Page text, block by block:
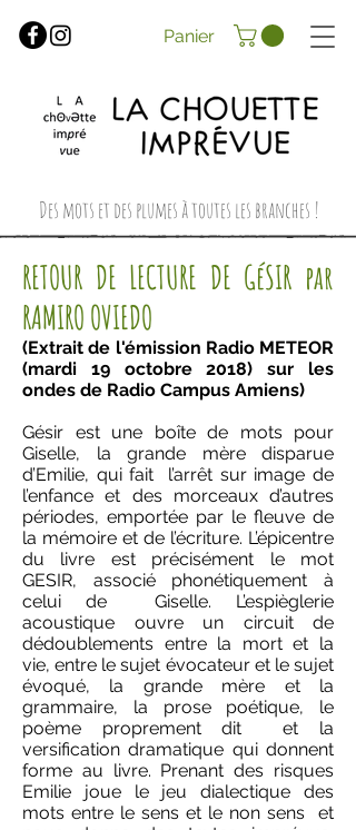
Des mots et des plumes à toutes les branches !
Panier
RETOUR DE LECTURE DE GéSIR par
RAMIRO OVIEDO
(Extrait de l'émission Radio METEOR
(mardi 19 octobre 2018) sur les
ondes de Radio Campus Amiens)
Gésir est une boîte de mots pour
Giselle, la grande mère disparue
d’Emilie, qui fait l’arrêt sur image de
l’enfance et des morceaux d’autres
périodes, emportée par le fleuve de
la mémoire et de l’écriture. L’épicentre
du livre est précisément le mot
GESIR, associé phonétiquement à
celui de Giselle. L’espièglerie
acoustique ouvre un circuit de
dédoublements entre la mort et la
vie, entre le sujet évocateur et le sujet
évoqué, la grande mère et la
grammaire, la prose poétique, le
poème proprement dit et la
versification dramatique qui donnent
forme au livre. Prenant des risques
Emilie joue le jeu dialectique des
mots entre le sens et le non sens et